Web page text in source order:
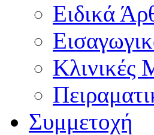
Ειδικά
Κλινικές
Συμμετοχή